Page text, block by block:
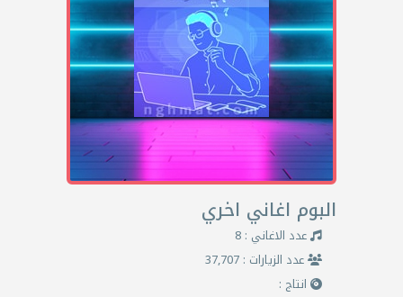
البوم اغاني اخري
عدد الاغاني : 8
عدد الزيارات : 37,707
انتاج :